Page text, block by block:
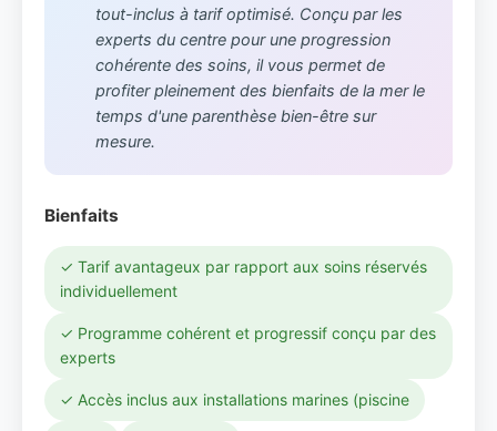
tout-inclus à tarif optimisé. Conçu par les
experts du centre pour une progression
cohérente des soins, il vous permet de
profiter pleinement des bienfaits de la mer le
temps d'une parenthèse bien-être sur
mesure.
Bienfaits
✓ Tarif avantageux par rapport aux soins réservés
individuellement
✓ Programme cohérent et progressif conçu par des
experts
✓ Accès inclus aux installations marines (piscine